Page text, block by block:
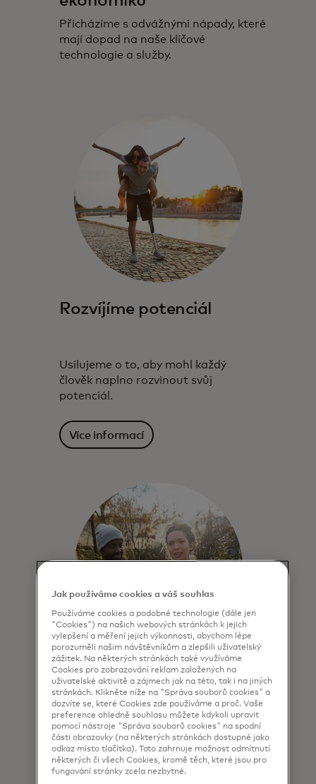
Přicházíme s odvážnými nápady, které
mají dopad na naše klíčové
technologie a služby.
Rozvíjíme potenciál
Usilujeme o to, aby mohl každý
člověk naplno rozvinout svůj
potenciál.
Více informací
Síla pro dobro
Přispíváme k ekonomické udržitelnosti
prostřednictvím lidí, prosperity a naší
planety.
Více informací
Jak používáme cookies a váš souhlas
Používáme cookies a podobné technologie (dále jen
"Cookies") na našich webových stránkách k jejich
vylepšení a měření jejich výkonnosti, abychom lépe
porozuměli našim návštěvníkům a zlepšili uživatelský
zážitek. Na některých stránkách také využíváme
Cookies pro zobrazování reklam založených na
uživatelské aktivitě a zájmech jak na této, tak i na jiných
stránkách. Klikněte níže na "Správa souborů cookies" a
dozvíte se, které Cookies zde používáme a proč. Vaše
preference ohledně souhlasu můžete kdykoli upravit
pomocí nástroje "Správa souborů cookies" na spodní
části obrazovky (na některých stránkách dostupné jako
odkaz místo tlačítka). Toto zahrnuje možnost odmítnutí
některých či všech Cookies, kromě těch, které jsou pro
fungování stránky zcela nezbytné.